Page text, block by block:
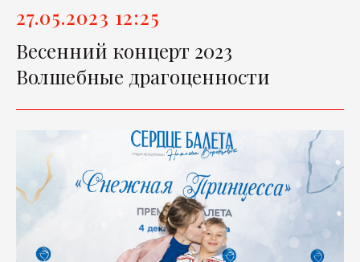
27.05.2023 12:25
Весенний концерт 2023
Волшебные драгоценности